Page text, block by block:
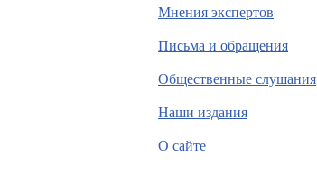
Мнения экспертов
Письма и обращения
Общественные слушания
Наши издания
О сайте